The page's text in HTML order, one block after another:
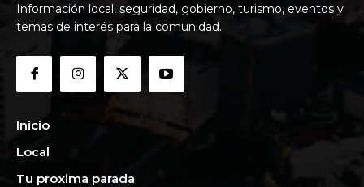
Información local, seguridad, gobierno, turismo, eventos y
temas de interés para la comunidad.
Inicio
Local
Tu proxima parada